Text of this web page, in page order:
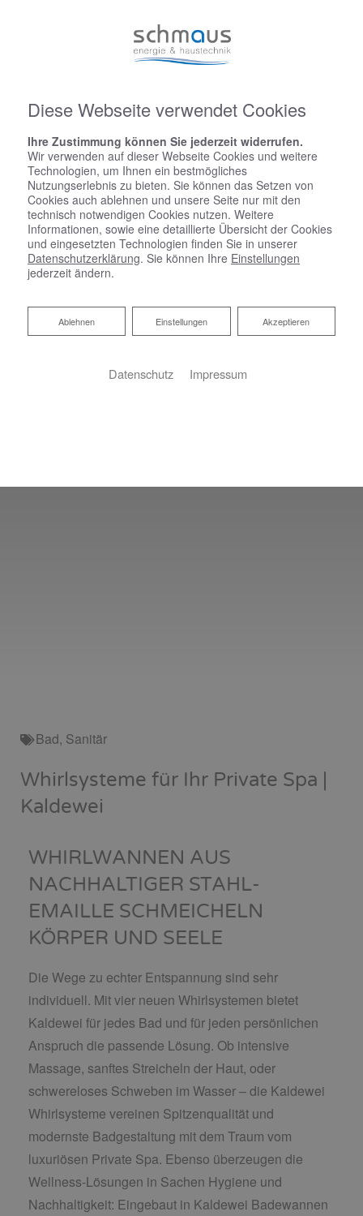
Bad, Sanitär
Whirlsysteme für Ihr Private Spa |
Kaldewei
WHIRLWANNEN AUS
NACHHALTIGER STAHL-
EMAILLE SCHMEICHELN
KÖRPER UND SEELE
Die Wege zu echter Entspannung sind sehr
individuell. Mit vier neuen Whirlsystemen bietet
Kaldewei für jedes Bad und für jeden persönlichen
Anspruch die passende Lösung. Ob intensive
Massage, sanftes Streicheln der Haut, oder
schwereloses Schweben im Wasser – die Kaldewei
Whirlsysteme vereinen Spitzenqualität und
modernste Badgestaltung mit dem Traum vom
luxuriösen Private Spa. Ebenso überzeugen die
Wellness-Lösungen in Sachen Hygiene und
Nachhaltigkeit: Eingebaut in Kaldewei Badewannen
Diese Webseite verwendet Cookies
Ihre Zustimmung können Sie jederzeit widerrufen.
Wir verwenden auf dieser Webseite Cookies und weitere
Technologien, um Ihnen ein bestmögliches
Nutzungserlebnis zu bieten. Sie können das Setzen von
Cookies auch ablehnen und unsere Seite nur mit den
technisch notwendigen Cookies nutzen. Weitere
Informationen, sowie eine detaillierte Übersicht der Cookies
und eingesetzten Technologien finden Sie in unserer
Datenschutzerklärung. Sie können Ihre Einstellungen
jederzeit ändern.
Akzeptieren
Einstellungen
Ablehnen
Ablehnen
Datenschutz Impressum